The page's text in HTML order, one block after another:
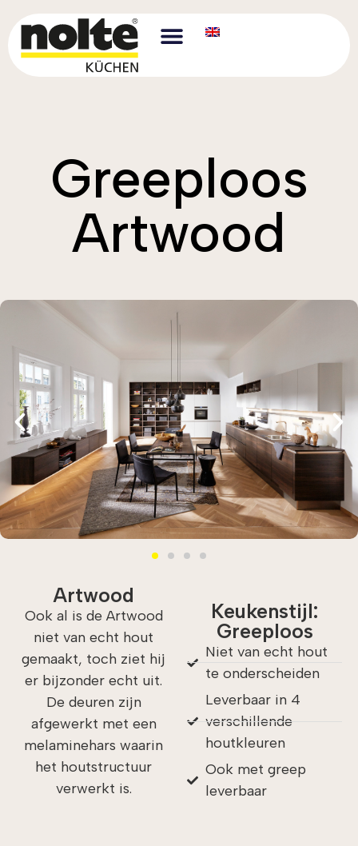
Greeploos
Artwood
Artwood
Ook al is de Artwood
niet van echt hout
gemaakt, toch ziet hij
er bijzonder echt uit.
De deuren zijn
afgewerkt met een
melaminehars waarin
het houtstructuur
verwerkt is.
Keukenstijl:
Greeploos
Niet van echt hout
te onderscheiden
Leverbaar in 4
verschillende
houtkleuren
Ook met greep
leverbaar